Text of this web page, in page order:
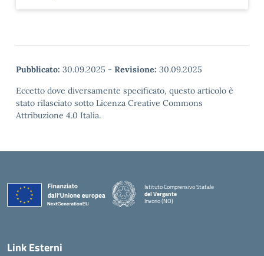
Pubblicato: 30.09.2025 - Revisione: 30.09.2025
Eccetto dove diversamente specificato, questo articolo è
stato rilasciato sotto Licenza Creative Commons
Attribuzione 4.0 Italia.
Istituto Comprensivo Statale
del Vergante
Invorio (NO)
Link Esterni